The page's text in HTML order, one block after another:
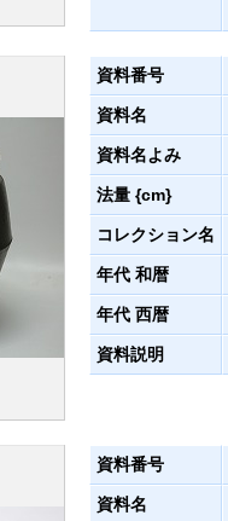
資料番号
資料名
資料名よみ
法量 {cm}
コレクション名
年代 和暦
年代 西暦
資料説明
資料番号
資料名